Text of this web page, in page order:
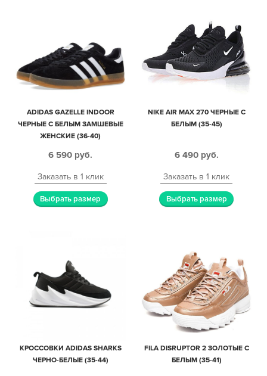
ADIDAS GAZELLE INDOOR
ЧЕРНЫЕ С БЕЛЫМ ЗАМШЕВЫЕ
ЖЕНСКИЕ (36-40)
6 590 руб.
Заказать в 1 клик
Выбрать размер
NIKE AIR MAX 270 ЧЕРНЫЕ С
БЕЛЫМ (35-45)
6 490 руб.
Заказать в 1 клик
Выбрать размер
КРОССОВКИ ADIDAS SHARKS
ЧЕРНО-БЕЛЫЕ (35-44)
FILA DISRUPTOR 2 ЗОЛОТЫЕ С
БЕЛЫМ (35-41)